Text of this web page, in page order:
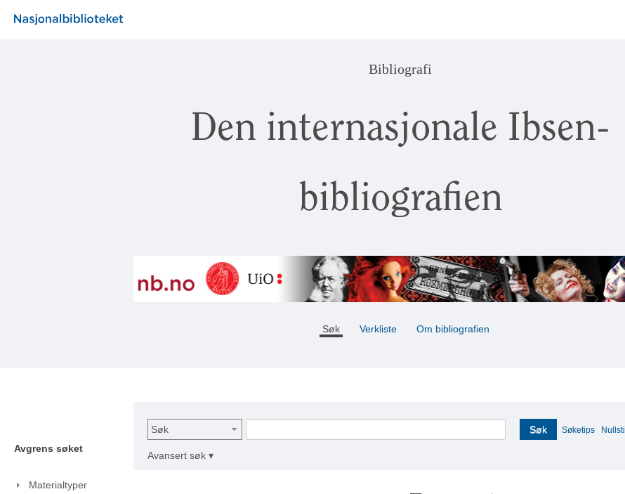
Bibliografi
Den internasjonale Ibsen-
bibliografien
Søk Verkliste Om bibliografien
Avgrens søket
Materialtyper
Søk Søk Søketips Nullstill
Avansert søk ▾